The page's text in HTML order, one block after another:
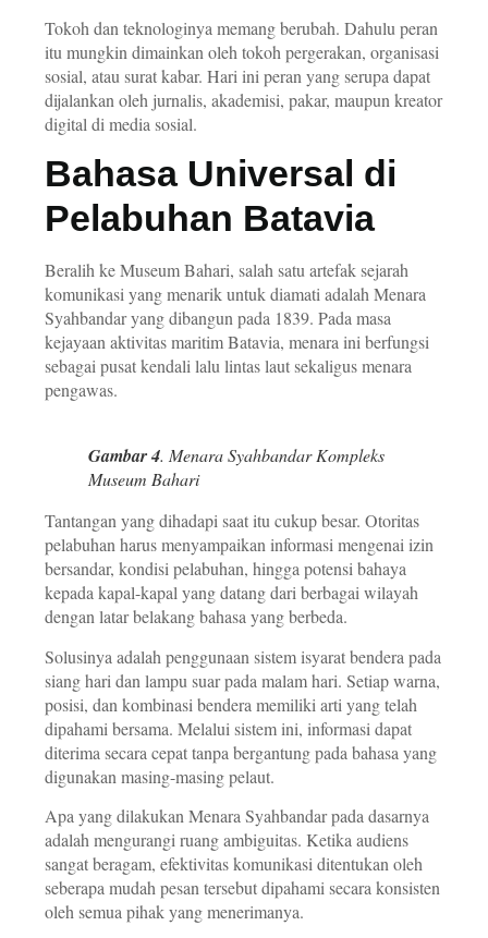
Tokoh dan teknologinya memang berubah. Dahulu peran
itu mungkin dimainkan oleh tokoh pergerakan, organisasi
sosial, atau surat kabar. Hari ini peran yang serupa dapat
dijalankan oleh jurnalis, akademisi, pakar, maupun kreator
digital di media sosial.
Bahasa Universal di
Pelabuhan Batavia
Beralih ke Museum Bahari, salah satu artefak sejarah
komunikasi yang menarik untuk diamati adalah Menara
Syahbandar yang dibangun pada 1839. Pada masa
kejayaan aktivitas maritim Batavia, menara ini berfungsi
sebagai pusat kendali lalu lintas laut sekaligus menara
pengawas.
Gambar 4. Menara Syahbandar Kompleks
Museum Bahari
Tantangan yang dihadapi saat itu cukup besar. Otoritas
pelabuhan harus menyampaikan informasi mengenai izin
bersandar, kondisi pelabuhan, hingga potensi bahaya
kepada kapal-kapal yang datang dari berbagai wilayah
dengan latar belakang bahasa yang berbeda.
Solusinya adalah penggunaan sistem isyarat bendera pada
siang hari dan lampu suar pada malam hari. Setiap warna,
posisi, dan kombinasi bendera memiliki arti yang telah
dipahami bersama. Melalui sistem ini, informasi dapat
diterima secara cepat tanpa bergantung pada bahasa yang
digunakan masing-masing pelaut.
Apa yang dilakukan Menara Syahbandar pada dasarnya
adalah mengurangi ruang ambiguitas. Ketika audiens
sangat beragam, efektivitas komunikasi ditentukan oleh
seberapa mudah pesan tersebut dipahami secara konsisten
oleh semua pihak yang menerimanya.